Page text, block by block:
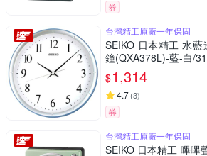
券
台灣精工原廠一年保固
SEIKO 日本精工 水
鐘(QXA378L)-藍-白/
$1,314
4.7(3)
券
台灣精工原廠一年保固
SEIKO 日本精工 嗶嗶